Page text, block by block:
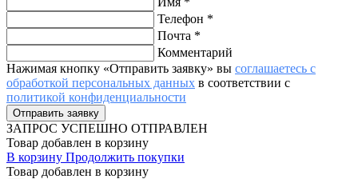
Телефон *
Почта *
Комментарий
Нажимая кнопку «Отправить заявку» вы соглашаетесь с
обработкой персональных данных в соответствии с
политикой конфиденциальности
ЗАПРОС УСПЕШНО ОТПРАВЛЕН
Товар добавлен в корзину
В корзину Продолжить покупки
Товар добавлен в корзину